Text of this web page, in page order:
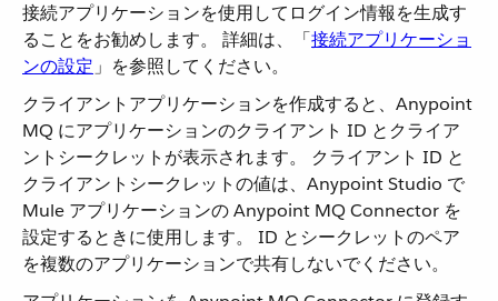
接続アプリケーションを使用してログイン情報を生成す
ることをお勧めします。 詳細は、「接続アプリケーショ
ンの設定 」を参照してください。
クライアントアプリケーションを作成すると、Anypoint
MQ にアプリケーションのクライアント ID とクライア
ントシークレットが表示されます。 クライアント ID と
クライアントシークレットの値は、Anypoint Studio で
Mule アプリケーションの Anypoint MQ Connector を
設定するときに使用します。 ID とシークレットのペア
を複数のアプリケーションで共有しないでください。